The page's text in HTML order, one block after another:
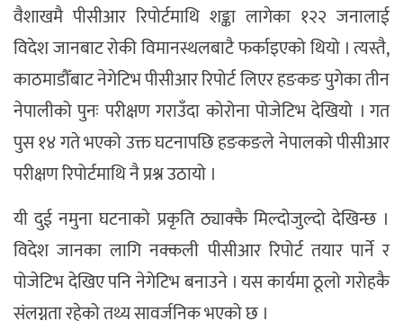
वैशाखमै पीसीआर रिपोर्टमाथि शङ्का लागेका १२२ जनालाई
विदेश जानबाट रोकी विमानस्थलबाटै फर्काइएको थियो । त्यस्तै,
काठमाडौँबाट नेगेटिभ पीसीआर रिपोर्ट लिएर हङकङ पुगेका तीन
नेपालीको पुनः परीक्षण गराउँदा कोरोना पोजेटिभ देखियो । गत
पुस १४ गते भएको उक्त घटनापछि हङकङले नेपालको पीसीआर
परीक्षण रिपोर्टमाथि नै प्रश्न उठायो ।
यी दुई नमुना घटनाको प्रकृति ठ्याक्कै मिल्दोजुल्दो देखिन्छ ।
विदेश जानका लागि नक्कली पीसीआर रिपोर्ट तयार पार्ने र
पोजेटिभ देखिए पनि नेगेटिभ बनाउने । यस कार्यमा ठूलो गरोहकै
संलग्नता रहेको तथ्य सावर्जनिक भएको छ ।